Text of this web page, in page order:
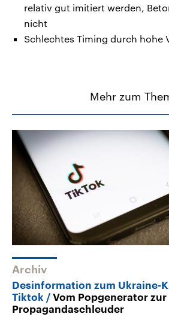
relativ gut imitiert werden,
nicht
Schlechtes Timing durch hohe
Mehr zum
Archiv
Desinformation zum Ukraine-
Tiktok
Vom Popgenerator zur
Propagandaschleuder